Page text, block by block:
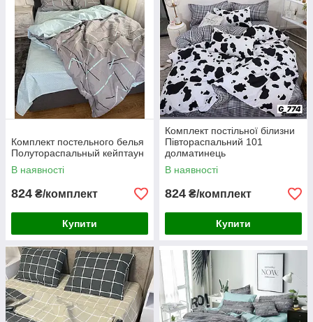
Комплект постельного белья
Полутораспальный кейптаун
В наявності
824 ₴/комплект
Купити
Комплект постільної білизни
Півтораспальний 101
долматинець
В наявності
824 ₴/комплект
Купити